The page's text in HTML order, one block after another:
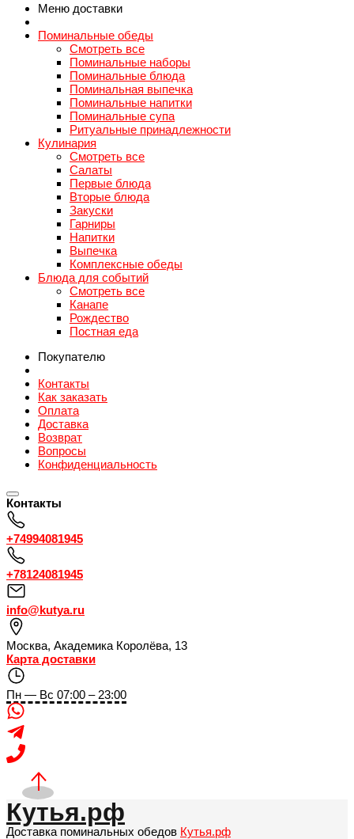
Меню доставки
Поминальные обеды
Смотреть все
Поминальные наборы
Поминальные блюда
Поминальная выпечка
Поминальные напитки
Поминальные супа
Ритуальные принадлежности
Кулинария
Смотреть все
Салаты
Первые блюда
Вторые блюда
Закуски
Гарниры
Напитки
Выпечка
Комплексные обеды
Блюда для событий
Смотреть все
Канапе
Рождество
Постная еда
Покупателю
Контакты
Как заказать
Оплата
Доставка
Возврат
Вопросы
Конфиденциальность
Контакты
+74994081945
+78124081945
info@kutya.ru
Москва, Академика Королёва, 13
Карта доставки
Пн — Вс 07:00 – 23:00
Кутья.рф
Доставка поминальных обедов Кутья.рф